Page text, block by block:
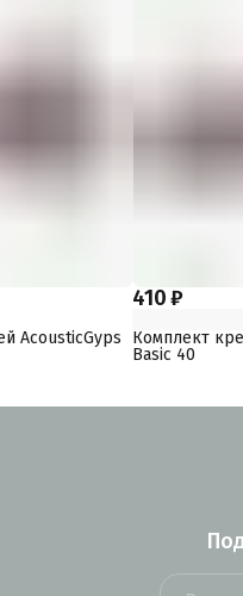
AcousticGyps
410 ₽
Комплект
Basic 40